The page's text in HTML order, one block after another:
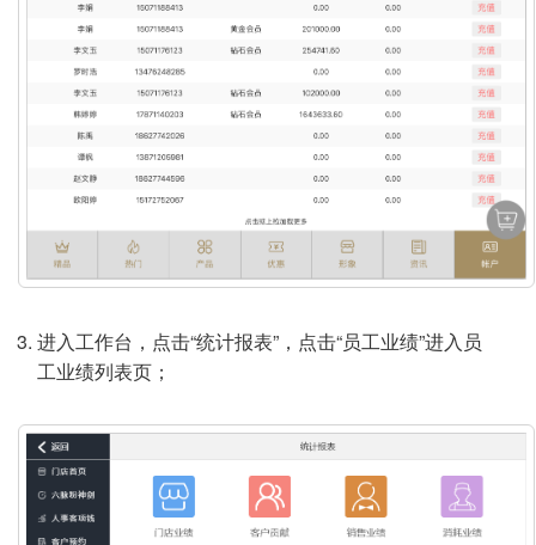
进入工作台，点击“统计报表”，点击“员工业绩”进入员
工业绩列表页；